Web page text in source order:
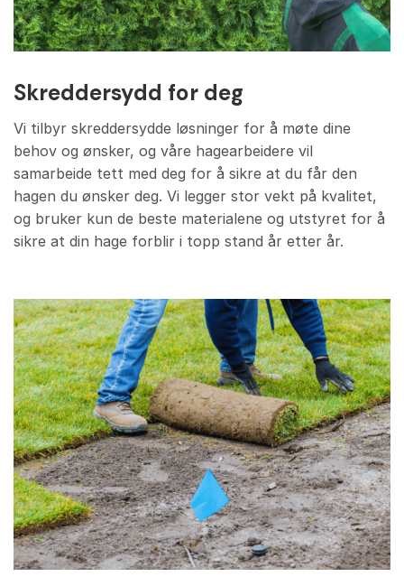
Skreddersydd for deg
Vi tilbyr skreddersydde løsninger for å møte dine
behov og ønsker, og våre hagearbeidere vil
samarbeide tett med deg for å sikre at du får den
hagen du ønsker deg. Vi legger stor vekt på kvalitet,
og bruker kun de beste materialene og utstyret for å
sikre at din hage forblir i topp stand år etter år.